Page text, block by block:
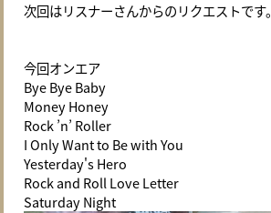
次回はリスナーさんからのリクエストです。
今回オンエア
Bye Bye Baby
Money Honey
Rock ’n’ Roller
I Only Want to Be with You
Yesterday's Hero
Rock and Roll Love Letter
Saturday Night